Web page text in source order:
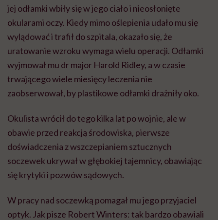
jej odłamki wbiły się w jego ciało i nieosłonięte
okularami oczy. Kiedy mimo oślepienia udało mu się
wylądować i trafił do szpitala, okazało się, że
uratowanie wzroku wymaga wielu operacji. Odłamki
wyjmował mu dr major Harold Ridley, a w czasie
trwającego wiele miesięcy leczenia nie
zaobserwował, by plastikowe odłamki drażniły oko.
Okulista wrócił do tego kilka lat po wojnie, ale w
obawie przed reakcją środowiska, pierwsze
doświadczenia z wszczepianiem sztucznych
soczewek ukrywał w głębokiej tajemnicy, obawiając
się krytyki i pozwów sądowych.
W pracy nad soczewką pomagał mu jego przyjaciel
optyk. Jak pisze Robert Winters: tak bardzo obawiali